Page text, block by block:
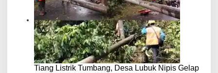
Tiang Listrik Tumbang, Desa Lubuk Nipis Gelap